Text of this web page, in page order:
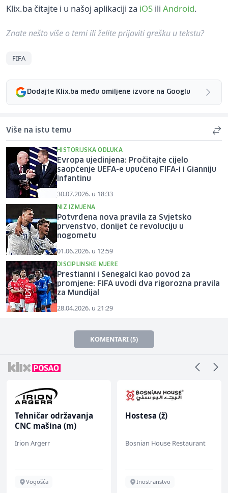
Klix.ba čitajte i u našoj aplikaciji za iOS ili Android.
Znate nešto više o temi ili želite prijaviti grešku u tekstu?
FIFA
Dodajte Klix.ba među omiljene izvore na Googlu
Više na istu temu
HISTORIJSKA ODLUKA
Evropa ujedinjena: Pročitajte cijelo
saopćenje UEFA-e upućeno FIFA-i i Gianniju
Infantinu
30.07.2026. u 18:33
NIZ IZMJENA
Potvrđena nova pravila za Svjetsko
prvenstvo, donijet će revoluciju u
nogometu
01.06.2026. u 12:59
DISCIPLINSKE MJERE
Prestianni i Senegalci kao povod za
promjene: FIFA uvodi dva rigorozna pravila
za Mundijal
28.04.2026. u 21:29
KOMENTARI (5)
Tehničar održavanja
CNC mašina (m)
Irion Argerr
Vogošća
Hostesa (ž)
Bosnian House Restaurant
Inostranstvo